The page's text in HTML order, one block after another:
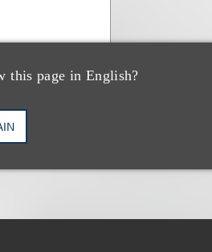
this page in English?